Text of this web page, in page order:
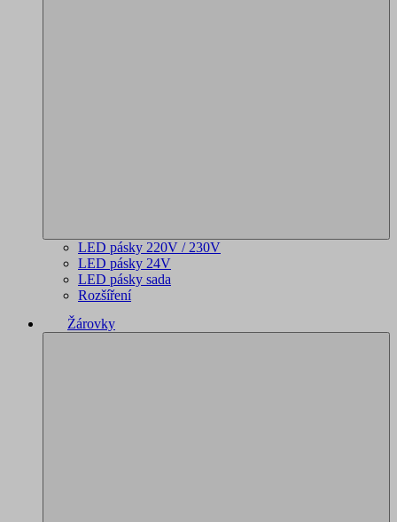
LED pásky 220V / 230V
LED pásky 24V
LED pásky sada
Rozšíření
Žárovky